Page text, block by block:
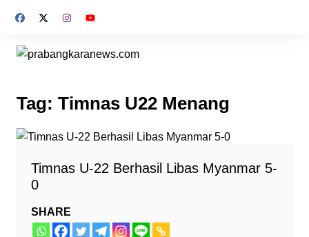
Tag: Timnas U22 Menang
Timnas U-22 Berhasil Libas Myanmar 5-
0
SHARE